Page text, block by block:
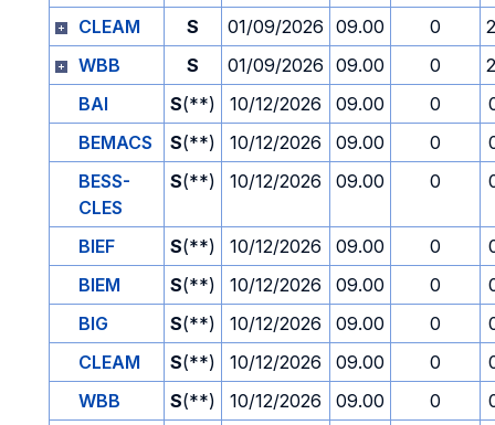
CLEAM
S 01/09/2026 09.00 0
WBB
S 01/09/2026 09.00 0
BAI
S(**) 10/12/2026 09.00 0
BEMACS
S(**) 10/12/2026 09.00 0
BESS-
CLES
S(**) 10/12/2026 09.00 0
BIEF S(**) 10/12/2026 09.00 0
BIEM
S(**) 10/12/2026 09.00 0
BIG
S(**) 10/12/2026 09.00 0
CLEAM
S(**) 10/12/2026 09.00 0
WBB
S(**) 10/12/2026 09.00 0